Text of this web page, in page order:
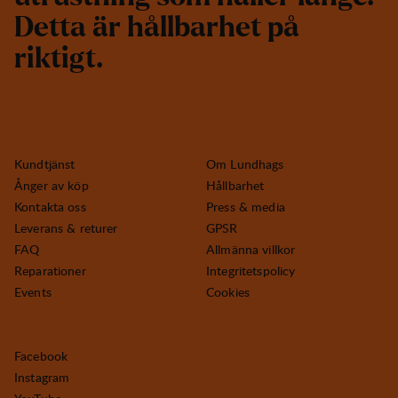
Detta är hållbarhet på
riktigt.
Kundtjänst
Ånger av köp
Kontakta oss
Leverans & returer
FAQ
Reparationer
Events
Om Lundhags
Hållbarhet
Press & media
GPSR
Allmänna villkor
Integritetspolicy
Cookies
Facebook
Instagram